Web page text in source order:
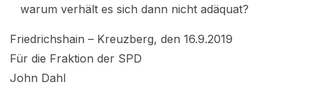
warum verhält es sich dann nicht adäquat?
Friedrichshain – Kreuzberg, den 16.9.2019
Für die Fraktion der SPD
John Dahl